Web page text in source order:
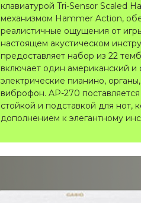
клавиатурой Tri-Sensor Scaled
механизмом Hammer Action,
реалистичные ощущения от
настоящем акустическом
предоставляет набор из 22
включает один американский и
электрические пианино,
виброфон. AP-270
стойкой и подставкой для нот,
дополнением к элегантному